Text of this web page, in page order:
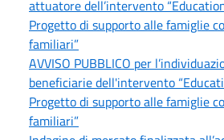
attuatore dell’intervento
Progetto di supporto alle famiglie
familiari”
AVVISO PUBBLICO per
beneficiarie dell'intervento
Progetto di supporto alle famiglie
familiari”